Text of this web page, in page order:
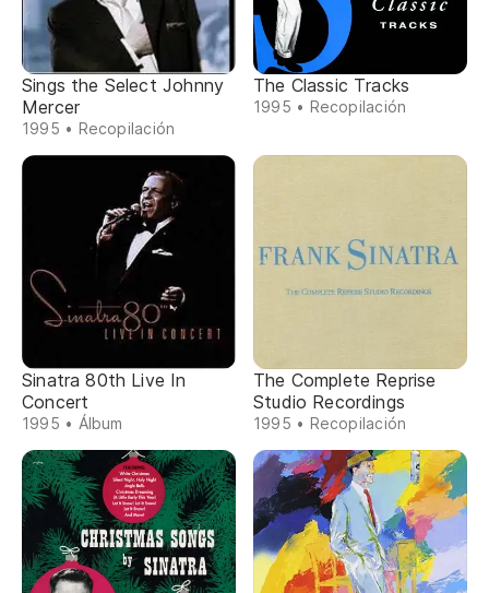
Sings the Select Johnny
Mercer
1995 • Recopilación
The Classic Tracks
1995 • Recopilación
Sinatra 80th Live In
Concert
1995 • Álbum
The Complete Reprise
Studio Recordings
1995 • Recopilación